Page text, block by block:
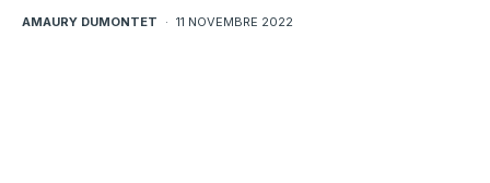
AMAURY DUMONTET · 11 NOVEMBRE 2022